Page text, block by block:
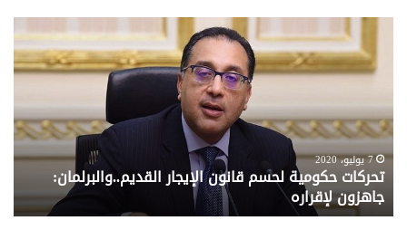
تحركات
حكومية
لحسم
قانون
القديم..والبرلمان:
جاهزون
لإقراره
7 يوليو، 2020
تحركات حكومية لحسم قانون الإيجار القديم..والبرلمان:
جاهزون لإقراره
..
من